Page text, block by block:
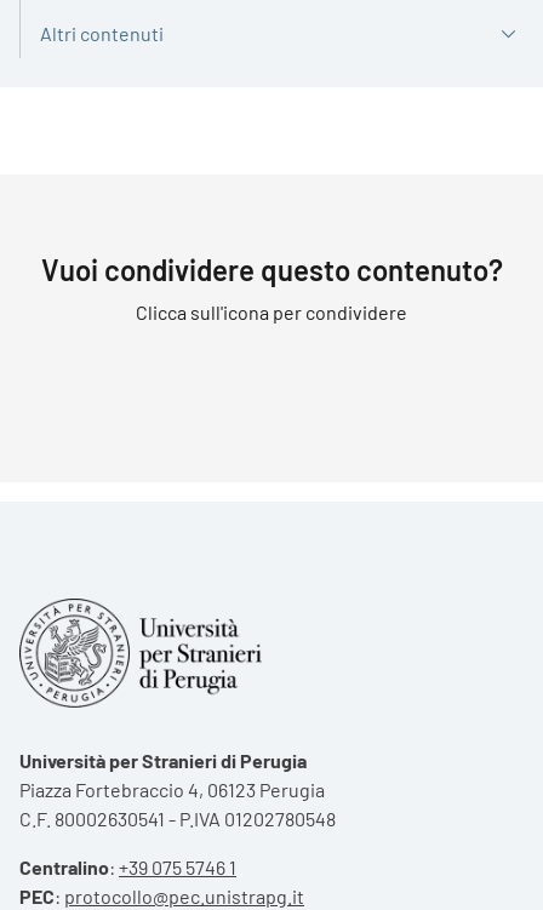
Altri contenuti
Vuoi condividere questo contenuto?
Clicca sull'icona per condividere
Università per Stranieri di Perugia
Piazza Fortebraccio 4, 06123 Perugia
C.F. 80002630541 - P.IVA 01202780548
Centralino: +39 075 5746 1
PEC: protocollo@pec.unistrapg.it